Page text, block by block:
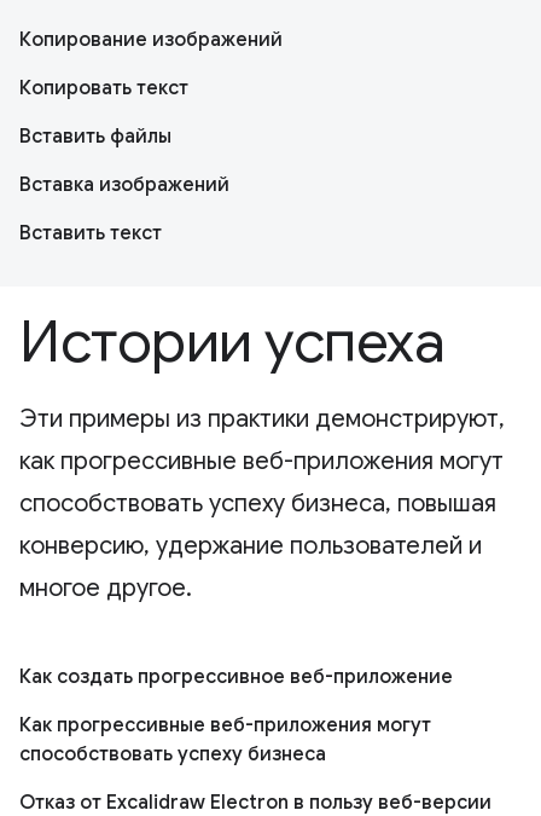
Копирование изображений
Копировать текст
Вставить файлы
Вставка изображений
Вставить текст
Истории успеха
Эти примеры из практики демонстрируют,
как прогрессивные веб-приложения могут
способствовать успеху бизнеса, повышая
конверсию, удержание пользователей и
многое другое.
Как создать прогрессивное веб-приложение
Как прогрессивные веб-приложения могут
способствовать успеху бизнеса
Отказ от Excalidraw Electron в пользу веб-версии